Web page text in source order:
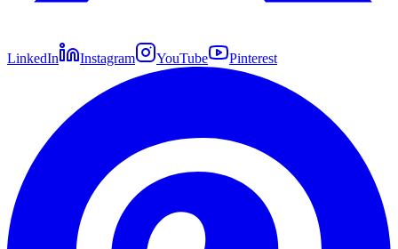
LinkedIn Instagram YouTube Pinterest